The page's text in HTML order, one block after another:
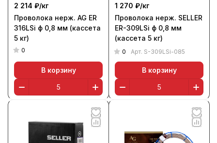
2 214 ₽/кг
Проволока нерж. AG ER
316LSi ф 0,8 мм (кассета
5 кг)
0
В корзину
1 270 ₽/кг
Проволока нерж. SELLER
ER-309LSi ф 0,8 мм
(кассета 5 кг)
0 Арт. S-309LSi-085
В корзину